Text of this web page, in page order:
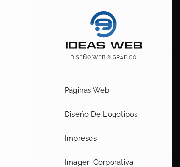
Páginas Web
Diseño De Logotipos
Impresos
Imagen Corporativa